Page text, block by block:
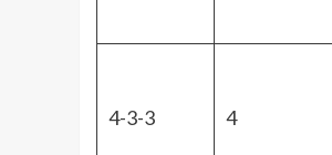
4-3-3 4